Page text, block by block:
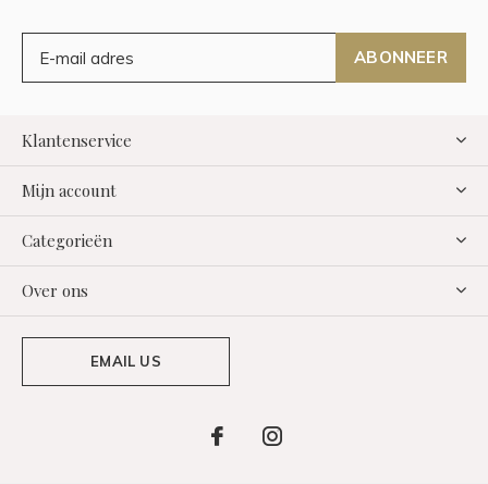
ABONNEER
Klantenservice
Mijn account
Categorieën
Over ons
EMAIL US